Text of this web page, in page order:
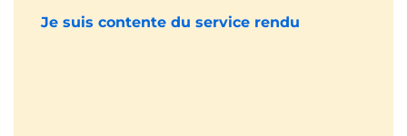
Je suis contente du service rendu